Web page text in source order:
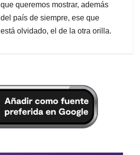
que queremos mostrar, además
del país de siempre, ese que
está olvidado, el de la otra orilla.